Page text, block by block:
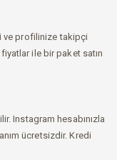
ve profilinize takipçi
ile bir paket satın
Instagram hesabınızla
ücretsizdir. Kredi